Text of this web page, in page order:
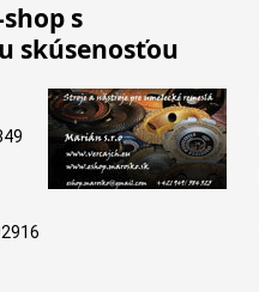
s
skúsenosťou